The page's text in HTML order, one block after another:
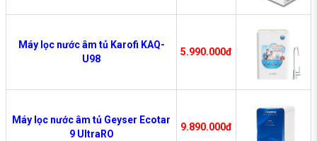
Máy lọc nước âm tủ Karofi KAQ-
U98
5.990.000đ
Máy lọc nước âm tủ Geyser Ecotar
9 UltraRO
9.890.000đ